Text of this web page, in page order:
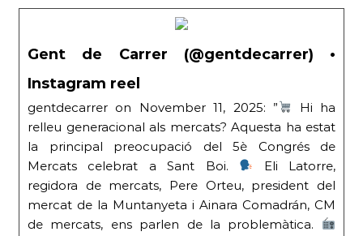
Gent de Carrer (@gentdecarrer) •
Instagram reel
gentdecarrer on November 11, 2025: ”
Hi ha
relleu generacional als mercats? Aquesta ha estat
la principal preocupació del 5è Congrés de
Mercats celebrat a Sant Boi.
Eli Latorre,
regidora de mercats, Pere Orteu, president del
mercat de la Muntanyeta i Ainara Comadrán, CM
de mercats, ens parlen de la problemàtica.